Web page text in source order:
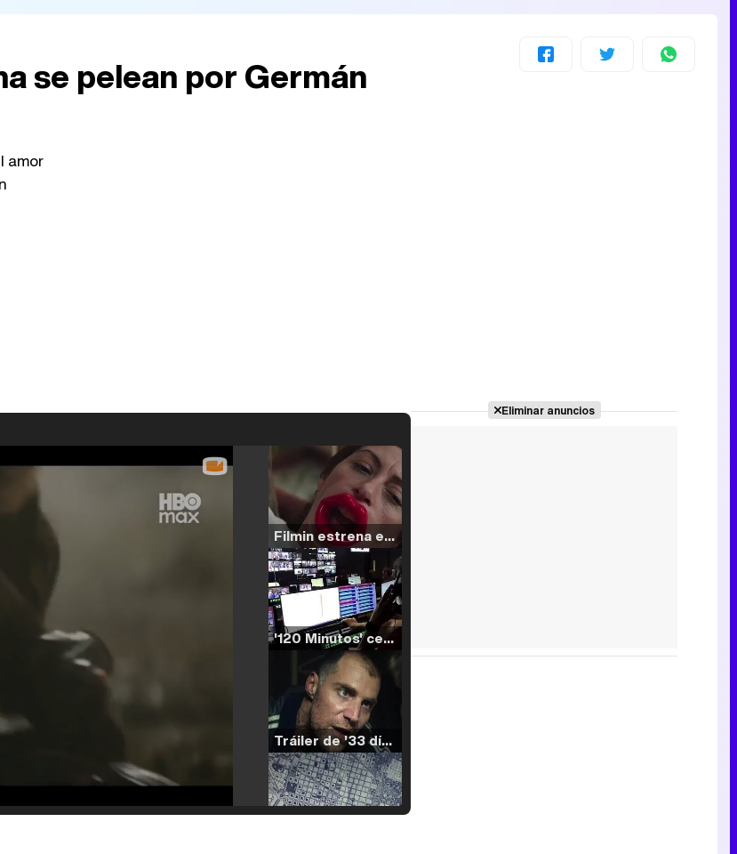
se pelean por Germán
amor
Filmin estrena el tráiler de 'Millennial Mal', su nueva comedia universitaria de la mano de Lorena Iglesias
'120 Minutos' celebra sus 2.000 programas en Telemadrid con un vídeo del día a día en la redacción
Tráiler de '33 días', la nueva serie de Atresplayer con Julián Villagrán y José Manuel Poga
Eliminar anuncios